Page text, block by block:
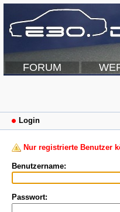
FORUM
Login
Nur registrierte Benutzer
Benutzername:
Passwort: